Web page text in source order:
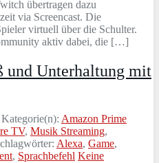
übertragen dazu
via Screencast. Die
virtuell über die Schulter.
aktiv dabei, die […]
und Unterhaltung mit
Kategorie(n): Amazon Prime
TV, Musik Streaming,
Alexa, Game,
, Sprachbefehl Keine